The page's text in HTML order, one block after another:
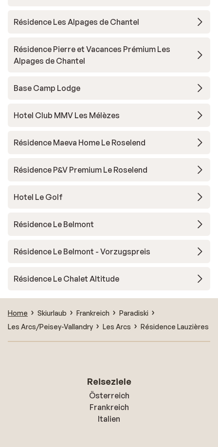
Résidence Les Alpages de Chantel
Résidence Pierre et Vacances Prémium Les
Alpages de Chantel
Base Camp Lodge
Hotel Club MMV Les Mélèzes
Résidence Maeva Home Le Roselend
Résidence P&V Premium Le Roselend
Hotel Le Golf
Résidence Le Belmont
Résidence Le Belmont - Vorzugspreis
Résidence Le Chalet Altitude
Home Skiurlaub Frankreich
Paradiski
Les Arcs/Peisey-Vallandry
Les Arcs Résidence Lauzières
Reiseziele
Österreich
Frankreich
Italien